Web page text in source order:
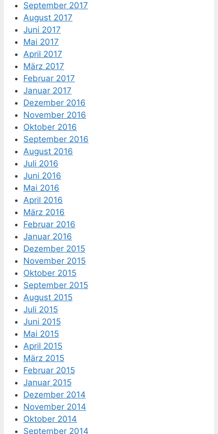
September 2017
August 2017
Juni 2017
Mai 2017
April 2017
März 2017
Februar 2017
Januar 2017
Dezember 2016
November 2016
Oktober 2016
September 2016
August 2016
Juli 2016
Juni 2016
Mai 2016
April 2016
März 2016
Februar 2016
Januar 2016
Dezember 2015
November 2015
Oktober 2015
September 2015
August 2015
Juli 2015
Juni 2015
Mai 2015
April 2015
März 2015
Februar 2015
Januar 2015
Dezember 2014
November 2014
Oktober 2014
September 2014